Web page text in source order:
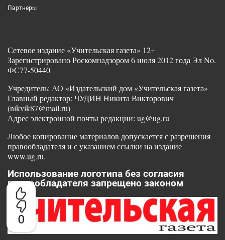
0
Партнеры
Сетевое издание «Учительская газета» 12+
Зарегистрировано Роскомнадзором 6 июля 2012 года Эл No.
ФС77-50440
Учредитель: АО «Издательский дом «Учительская газета»
Главный редактор: ЧУДИН Никита Викторович
(nikvik87@mail.ru)
Адрес электронной почты редакции: ug@ug.ru
Любое копирование материалов допускается с разрешения
правообладателя и с указанием ссылки на издание
www.ug.ru.
Использование логотипа без согласия
правообладателя запрещено законом